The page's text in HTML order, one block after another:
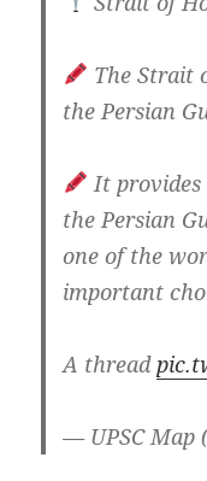
The Strait
the Persian
It provides
the Persian
one of the
important
A thread
— UPSC Map